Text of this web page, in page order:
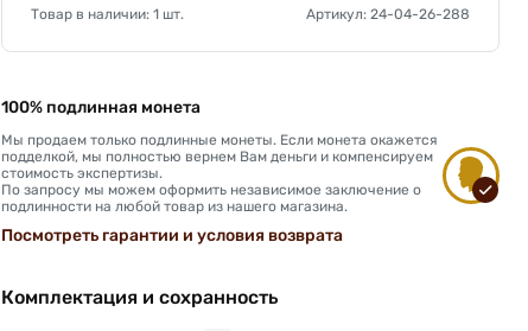
Товар в наличии: 1 шт. Артикул: 24-04-26-288
100% подлинная монета
Мы продаем только подлинные монеты. Если монета окажется
подделкой, мы полностью вернем Вам деньги и компенсируем
стоимость экспертизы.
По запросу мы можем оформить независимое заключение о
подлинности на любой товар из нашего магазина.
Посмотреть гарантии и условия возврата
Комплектация и сохранность